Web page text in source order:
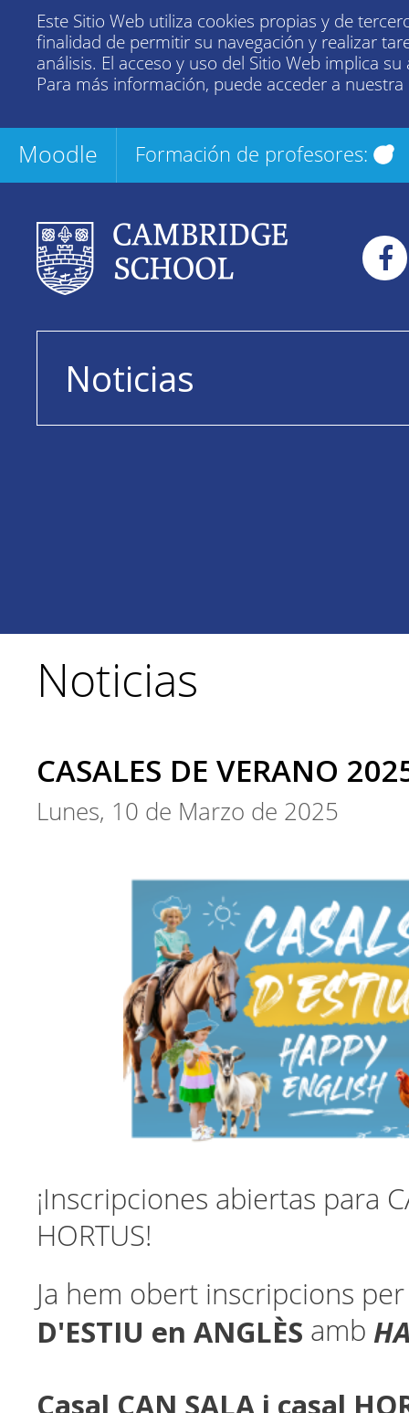
Este Sitio Web utiliza cookies propias y de
finalidad de permitir su navegación y realizar
análisis. El acceso y uso del Sitio Web implica su
Para más información, puede acceder a nuestra
Moodle Formación de profesores:
Noticias
Noticias
CASALES DE VERANO
Lunes, 10 de Marzo de 2025
¡Inscripciones abiertas para
HORTUS!
Ja hem obert inscripcions
D'ESTIU en ANGLÈS amb
Casal CAN SALA i casal